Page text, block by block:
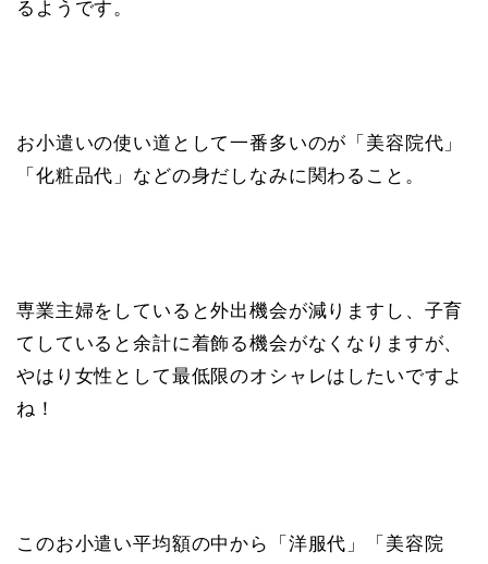
るようです。
お小遣いの使い道として一番多いのが「美容院代」
「化粧品代」などの身だしなみに関わること。
専業主婦をしていると外出機会が減りますし、子育
てしていると余計に着飾る機会がなくなりますが、
やはり女性として最低限のオシャレはしたいですよ
ね！
このお小遣い平均額の中から「洋服代」「美容院